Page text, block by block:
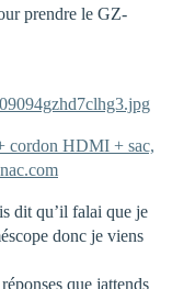
prendre le GZ-
HDMI + sac,
dit qu’il falai que je
donc je viens
que jattends